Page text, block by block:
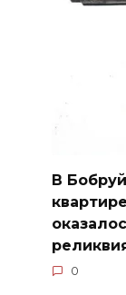
В
0